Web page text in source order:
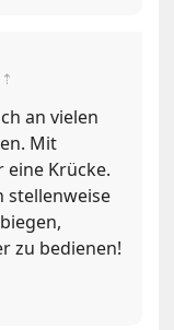
an vielen
Mit
Krücke.
stellenweise
zu bedienen!